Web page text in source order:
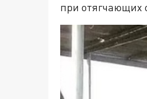
при отягчающих